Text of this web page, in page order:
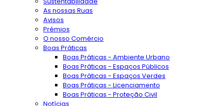
As nossas Ruas
Avisos
Prémios
O nosso Comércio
Boas Práticas
Boas Práticas - Ambiente Urbano
Boas Práticas - Espaços Públicos
Boas Práticas - Espaços Verdes
Boas Práticas - Licenciamento
Boas Práticas - Proteção Civil
Notícias